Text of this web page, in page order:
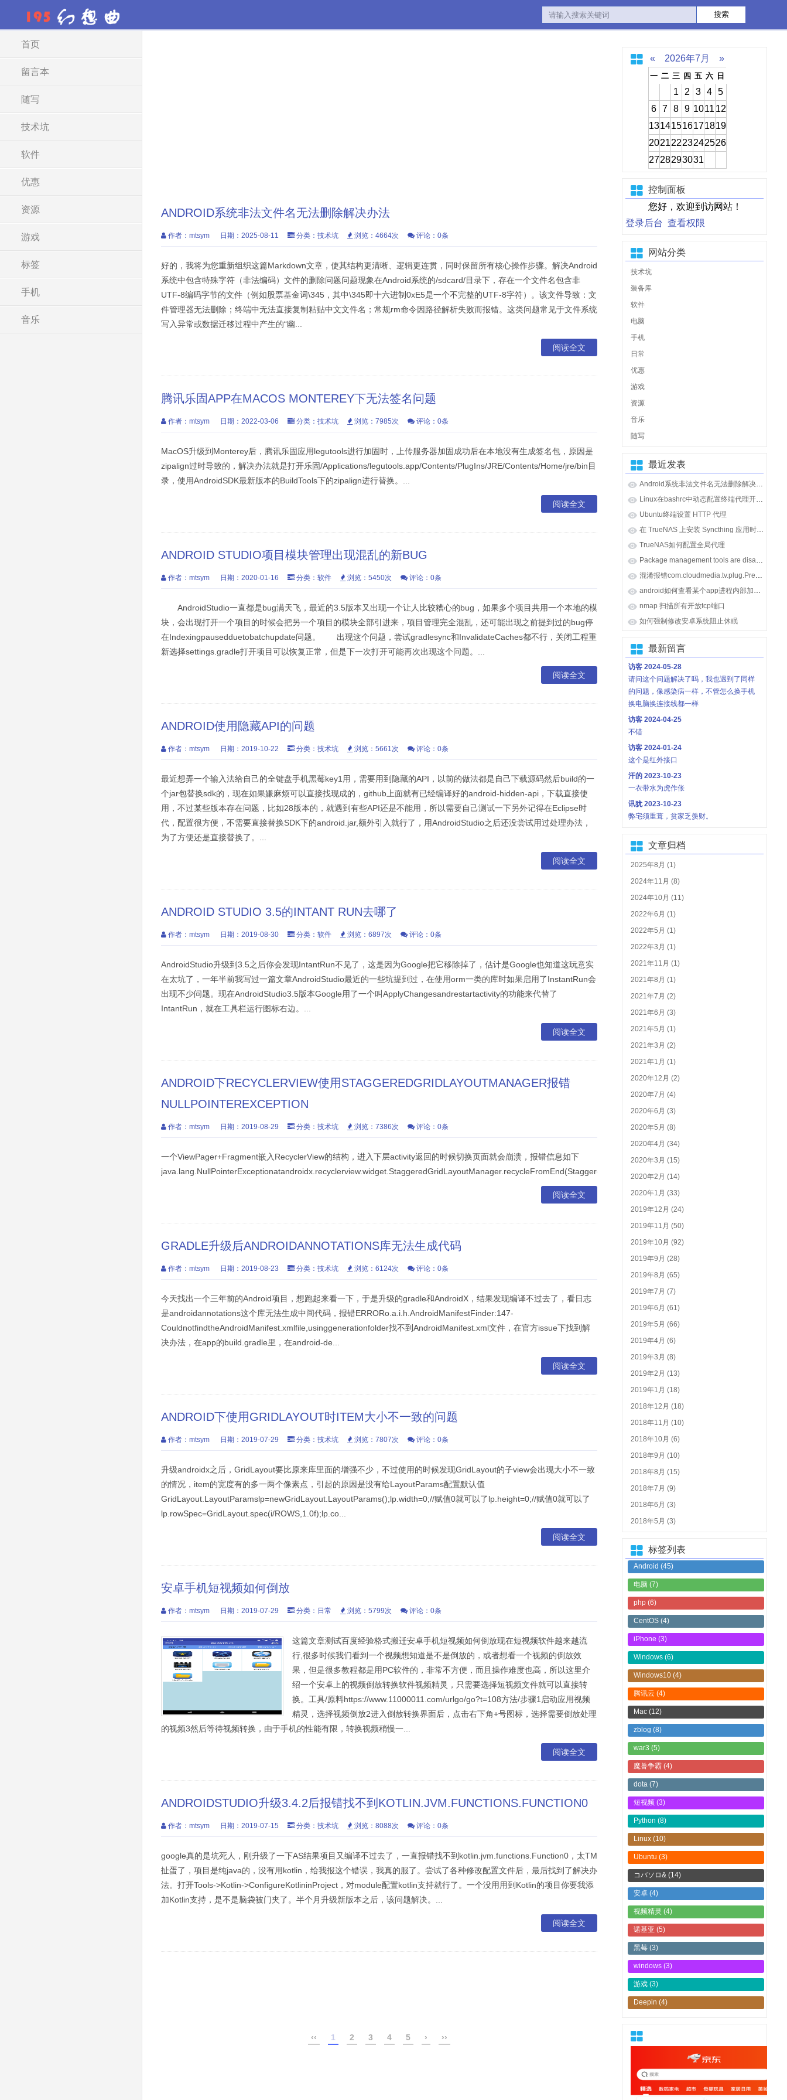
首页
留言本
随写
技术坑
软件
优惠
资源
游戏
标签
手机
音乐
ANDROID系统非法文件名无法删除解决办法
作者：mtsym 日期：2025-08-11 分类：技术坑 浏览：4664次 评论：0条
好的，我将为您重新组织这篇Markdown文章，使其结构更清晰、逻辑更连贯，同时保留所有核心操作步骤。解决Android
系统中包含特殊字符（非法编码）文件的删除问题问题现象在Android系统的/sdcard/目录下，存在一个文件名包含非
UTF-8编码字节的文件（例如股票基金词\345，其中\345即十六进制0xE5是一个不完整的UTF-8字符）。该文件导致：文
件管理器无法删除；终端中无法直接复制粘贴中文文件名；常规rm命令因路径解析失败而报错。这类问题常见于文件系统
写入异常或数据迁移过程中产生的“幽...
阅读全文
腾讯乐固APP在MACOS MONTEREY下无法签名问题
作者：mtsym 日期：2022-03-06 分类：技术坑 浏览：7985次 评论：0条
MacOS升级到Monterey后，腾讯乐固应用legutools进行加固时，上传服务器加固成功后在本地没有生成签名包，原因是
zipalign过时导致的，解决办法就是打开乐固/Applications/legutools.app/Contents/PlugIns/JRE/Contents/Home/jre/bin目
录，使用AndroidSDK最新版本的BuildTools下的zipalign进行替换。...
阅读全文
ANDROID STUDIO项目模块管理出现混乱的新BUG
作者：mtsym 日期：2020-01-16 分类：软件 浏览：5450次 评论：0条
AndroidStudio一直都是bug满天飞，最近的3.5版本又出现一个让人比较糟心的bug，如果多个项目共用一个本地的模
块，会出现打开一个项目的时候会把另一个项目的模块全部引进来，项目管理完全混乱，还可能出现之前提到过的bug停
在Indexingpausedduetobatchupdate问题。 出现这个问题，尝试gradlesync和InvalidateCaches都不行，关闭工程重
新选择settings.gradle打开项目可以恢复正常，但是下一次打开可能再次出现这个问题。...
阅读全文
ANDROID使用隐藏API的问题
作者：mtsym 日期：2019-10-22 分类：技术坑 浏览：5661次 评论：0条
最近想弄一个输入法给自己的全键盘手机黑莓key1用，需要用到隐藏的API，以前的做法都是自己下载源码然后build的一
个jar包替换sdk的，现在如果嫌麻烦可以直接找现成的，github上面就有已经编译好的android-hidden-api，下载直接使
用，不过某些版本存在问题，比如28版本的，就遇到有些API还是不能用，所以需要自己测试一下另外记得在Eclipse时
代，配置很方便，不需要直接替换SDK下的android.jar,额外引入就行了，用AndroidStudio之后还没尝试用过处理办法，
为了方便还是直接替换了。...
阅读全文
ANDROID STUDIO 3.5的INTANT RUN去哪了
作者：mtsym 日期：2019-08-30 分类：软件 浏览：6897次 评论：0条
AndroidStudio升级到3.5之后你会发现IntantRun不见了，这是因为Google把它移除掉了，估计是Google也知道这玩意实
在太坑了，一年半前我写过一篇文章AndroidStudio最近的一些坑提到过，在使用orm一类的库时如果启用了InstantRun会
出现不少问题。现在AndroidStudio3.5版本Google用了一个叫ApplyChangesandrestartactivity的功能来代替了
IntantRun，就在工具栏运行图标右边。...
阅读全文
ANDROID下RECYCLERVIEW使用STAGGEREDGRIDLAYOUTMANAGER报错
NULLPOINTEREXCEPTION
作者：mtsym 日期：2019-08-29 分类：技术坑 浏览：7386次 评论：0条
一个ViewPager+Fragment嵌入RecyclerView的结构，进入下层activity返回的时候切换页面就会崩溃，报错信息如下
阅读全文
GRADLE升级后ANDROIDANNOTATIONS库无法生成代码
作者：mtsym 日期：2019-08-23 分类：技术坑 浏览：6124次 评论：0条
今天找出一个三年前的Android项目，想跑起来看一下，于是升级的gradle和AndroidX，结果发现编译不过去了，看日志
是androidannotations这个库无法生成中间代码，报错ERRORo.a.i.h.AndroidManifestFinder:147-
CouldnotfindtheAndroidManifest.xmlfile,usinggenerationfolder找不到AndroidManifest.xml文件，在官方issue下找到解
决办法，在app的build.gradle里，在android-de...
阅读全文
ANDROID下使用GRIDLAYOUT时ITEM大小不一致的问题
作者：mtsym 日期：2019-07-29 分类：技术坑 浏览：7807次 评论：0条
升级androidx之后，GridLayout要比原来库里面的增强不少，不过使用的时候发现GridLayout的子view会出现大小不一致
的情况，item的宽度有的多一两个像素点，引起的原因是没有给LayoutParams配置默认值
GridLayout.LayoutParamslp=newGridLayout.LayoutParams();lp.width=0;//赋值0就可以了lp.height=0;//赋值0就可以了
lp.rowSpec=GridLayout.spec(i/ROWS,1.0f);lp.co...
阅读全文
安卓手机短视频如何倒放
作者：mtsym 日期：2019-07-29 分类： 日常 浏览：5799次 评论：0条
这篇文章测试百度经验格式搬迁安卓手机短视频如何倒放现在短视频软件越来越流
行,很多时候我们看到一个视频想知道是不是倒放的，或者想看一个视频的倒放效
果，但是很多教程都是用PC软件的，非常不方便，而且操作难度也高，所以这里介
绍一个安卓上的视频倒放转换软件视频精灵，只需要选择短视频文件就可以直接转
换。工具/原料https://www.11000011.com/urlgo/go?t=108方法/步骤1启动应用视频
精灵，选择视频倒放2进入倒放转换界面后，点击右下角+号图标，选择需要倒放处理
的视频3然后等待视频转换，由于手机的性能有限，转换视频稍慢一...
阅读全文
ANDROIDSTUDIO升级3.4.2后报错找不到KOTLIN.JVM.FUNCTIONS.FUNCTION0
作者：mtsym 日期：2019-07-15 分类：技术坑 浏览：8088次 评论：0条
google真的是坑死人，刚升级了一下AS结果项目又编译不过去了，一直报错找不到kotlin.jvm.functions.Function0，太TM
扯蛋了，项目是纯java的，没有用kotlin，给我报这个错误，我真的服了。尝试了各种修改配置文件后，最后找到了解决办
法。打开Tools->Kotlin->ConfigureKotlininProject，对module配置kotlin支持就行了。一个没用用到Kotlin的项目你要我添
加Kotlin支持，是不是脑袋被门夹了。半个月升级新版本之后，该问题解决。...
阅读全文
‹‹ 1 2 3 4 5 › ››
« 2026年7月 »
一 二 三 四 五 六 日
1 2 3 4 5
6 7 8 9 1011 12
13141516171819
20212223242526
2728293031
控制面板
您好，欢迎到访网站！
登录后台 查看权限
网站分类
技术坑
装备库
软件
电脑
手机
日常
优惠
游戏
资源
音乐
随写
最近发表
Android系统非法文件名无法删除解决办法
Linux在bashrc中动态配置终端代理开启和关闭
Ubuntu终端设置 HTTP 代理
在 TrueNAS 上安装 Syncthing 应用时报错 [ENOENT] Unable to locate 'syncthing'
TrueNAS如何配置全局代理
Package management tools are disabled on TrueNAS appliances.
混淆报错com.cloudmedia.tv.plug.PreLoadPlug: can't find referenced class java.lang.invoke.MethodHandle
android如何查看某个app进程内部加载的so库
nmap 扫描所有开放tcp端口
如何强制修改安卓系统阻止休眠
最新留言
访客 2024-05-28
请问这个问题解决了吗，我也遇到了同样
的问题，像感染病一样，不管怎么换手机
换电脑换连接线都一样
访客 2024-04-25
不错
访客 2024-01-24
这个是红外接口
汗的 2023-10-23
一衣带水为虎作伥
讯犹2023-10-23
弊宅须重葺，贫家乏羡财。
文章归档
2025年8月 (1)
2024年11月 (8)
2024年10月 (11)
2022年6月 (1)
2022年5月 (1)
2022年3月 (1)
2021年11月 (1)
2021年8月 (1)
2021年7月 (2)
2021年6月 (3)
2021年5月 (1)
2021年3月 (2)
2021年1月 (1)
2020年12月 (2)
2020年7月 (4)
2020年6月 (3)
2020年5月 (8)
2020年4月 (34)
2020年3月 (15)
2020年2月 (14)
2020年1月 (33)
2019年12月 (24)
2019年11月 (50)
2019年10月 (92)
2019年9月 (28)
2019年8月 (65)
2019年7月 (7)
2019年6月 (61)
2019年5月 (66)
2019年4月 (6)
2019年3月 (8)
2019年2月 (13)
2019年1月 (18)
2018年12月 (18)
2018年11月 (10)
2018年10月 (6)
2018年9月 (10)
2018年8月 (15)
2018年7月 (9)
2018年6月 (3)
2018年5月 (3)
标签列表
Android (45)
电脑 (7)
php(6)
CentOS(4)
iPhone (3)
Windows(6)
Windows10(4)
腾讯云(4)
Mac(12)
zblog (8)
war3 (5)
魔兽争霸(4)
dota(7)
短视频(3)
Python (8)
Linux(10)
Ubuntu (3)
コバソロ&(14)
安卓(4)
视频精灵 (4)
诺基亚 (5)
黑莓(3)
windows(3)
游戏(3)
Deepin (4)